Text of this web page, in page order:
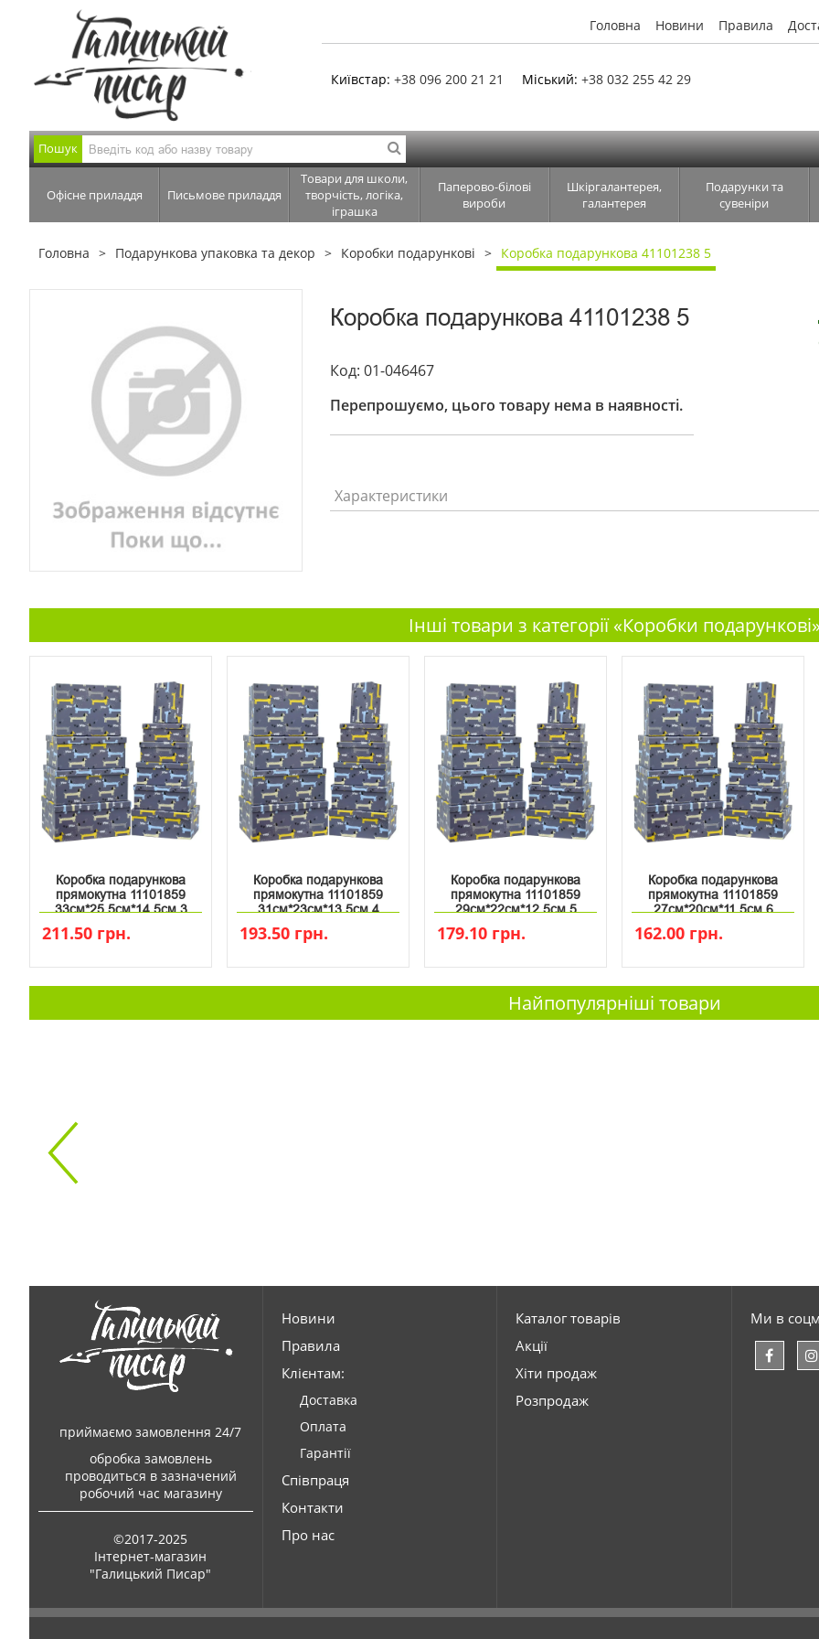
Головна Новини Правила
Київстар: +38 096 200 21 21 Міський: +38 032 255 42 29
Пошук
Офісне приладдя Письмове приладдя
Товари для школи,
творчість, логіка,
іграшка
Паперово-білові
вироби
Шкіргалантерея,
галантерея
Подарунки та
сувеніри
Головна Подарункова упаковка та декор Коробки подарункові Коробка подарункова 41101238 5
Коробка подарункова 41101238 5
Код: 01-046467
Перепрошуємо, цього товару нема в наявності.
Характеристики
Інші товари з категорії «Коробки
Коробка подарункова
прямокутна 11101859
33см*25.5см*14.5см 3
211.50 грн.
Коробка подарункова
прямокутна 11101859
31см*23см*13.5см 4
193.50 грн.
Коробка подарункова
прямокутна 11101859
29см*22см*12.5см 5
179.10 грн.
Коробка подарункова
прямокутна 11101859
27см*20см*11.5см 6
162.00 грн.
Найпопулярніші товари
приймаємо замовлення 24/7
обробка замовлень
проводиться в зазначений
робочий час магазину
©2017-2025
Інтернет-магазин
"Галицький Писар"
Новини
Правила
Клієнтам:
Доставка
Оплата
Гарантії
Співпраця
Контакти
Про нас
Каталог товарів
Акції
Хіти продаж
Розпродаж
Ми в